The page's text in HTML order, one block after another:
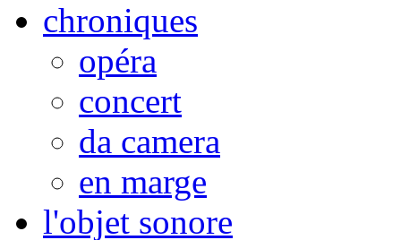
chroniques
opéra
concert
da camera
en marge
l'objet sonore